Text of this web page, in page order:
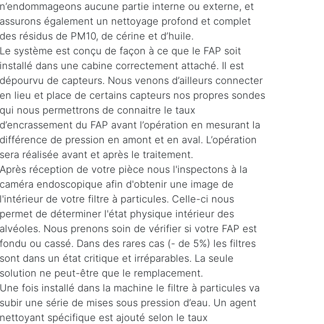
n’endommageons aucune partie interne ou externe, et
assurons également un nettoyage profond et complet
des résidus de PM10, de cérine et d’huile.
Le système est conçu de façon à ce que le FAP soit
installé dans une cabine correctement attaché. Il est
dépourvu de capteurs. Nous venons d’ailleurs connecter
en lieu et place de certains capteurs nos propres sondes
qui nous permettrons de connaitre le taux
d’encrassement du FAP avant l’opération en mesurant la
différence de pression en amont et en aval. L’opération
sera réalisée avant et après le traitement.
Après réception de votre pièce nous l'inspectons à la
caméra endoscopique afin d'obtenir une image de
l'intérieur de votre filtre à particules. Celle-ci nous
permet de déterminer l'état physique intérieur des
alvéoles. Nous prenons soin de vérifier si votre FAP est
fondu ou cassé. Dans des rares cas (- de 5%) les filtres
sont dans un état critique et irréparables. La seule
solution ne peut-être que le remplacement.
Une fois installé dans la machine le filtre à particules va
subir une série de mises sous pression d’eau. Un agent
nettoyant spécifique est ajouté selon le taux